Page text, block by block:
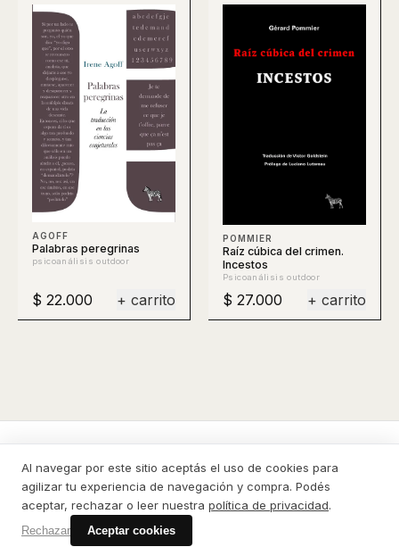
AGOFF
Palabras peregrinas
psicoanálisis outdoor
$ 22.000 + carrito
POMMIER
Raíz cúbica del crimen.
Incestos
Psicoanálisis outdoor
$ 27.000 + carrito
La Cebra
CATÁLOGOCONTACTOPRIVACIDAD DESDE EL EXTERIOR
CÓMO COMPRAR
© 2026 La Cebra
Al navegar por este sitio aceptás el uso de cookies para
agilizar tu experiencia de navegación y compra. Podés
aceptar, rechazar o leer nuestra política de privacidad.
Rechazar Aceptar cookies